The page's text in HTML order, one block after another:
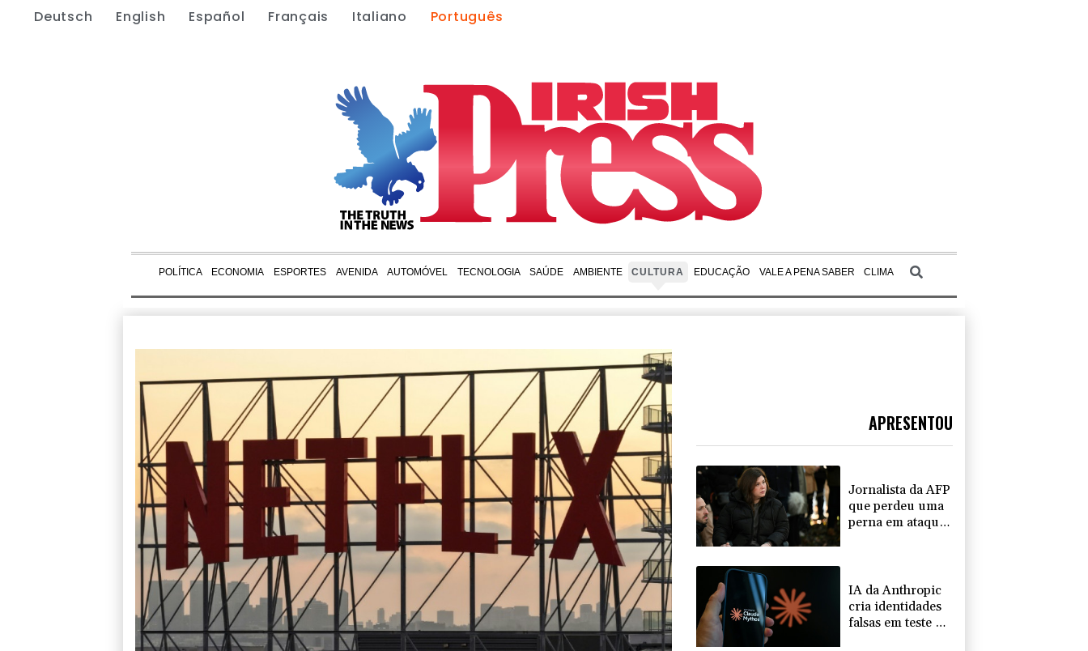
Deutsch English Español Français Italiano Português
POLÍTICA ECONOMIA ESPORTES AVENIDA AUTOMÓVEL TECNOLOGIA SAÚDE AMBIENTE CULTURA EDUCAÇÃO VALE A PENA SABER CLIMA
APRESENTOU
Jornalista da AFP
que perdeu uma
perna em ataque
IA da Anthropic
cria identidades
falsas em teste no